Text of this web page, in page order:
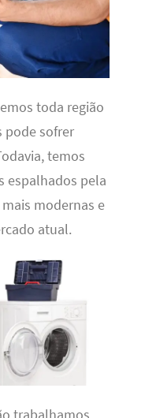
toda região
pode sofrer
temos
espalhados pela
modernas e
atual.